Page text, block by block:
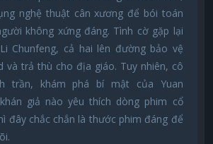
nghệ thuật cân xương để bói toán
không xứng đáng. Tình cờ gặp lại
Chunfeng, cả hai lên đường bảo vệ
và trả thù cho địa giáo. Tuy nhiên, cô
trần, khám phá bí mật của Yuan
giả nào yêu thích dòng phim cổ
đây chắc chắn là thước phim đáng để